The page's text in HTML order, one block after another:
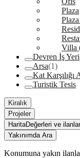
Plaza
Villa
Devren İş Yeri
Arsa(1)
Kat Karşılığı
Turistik Tesis
Kiralık
Projeler
HaritaDeğerleri ve
Yakınımda Ara
Konumuna yakın